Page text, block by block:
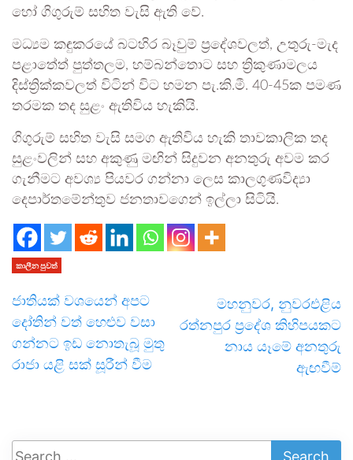
හෝ ගිගුරුම් සහිත වැසි ඇති වේ.
මධ්‍යම කඳුකරයේ බටහිර බෑවුම් ප්‍රදේශවලත්, උතුරු-මැද
පළාතේත් පුත්තලම, හම්බන්තොට සහ ත්‍රිකුණාමලය
දිස්ත්‍රික්කවලත් විටින් විට හමන පැ.කි.මී. 40-45ක පමණ
තරමක තද සුළං ඇතිවිය හැකියි.
ගිගුරුම් සහිත වැසි සමග ඇතිවිය හැකි තාවකාලික තද
සුළංවලින් සහ අකුණු මඟින් සිදුවන අනතුරු අවම කර
ගැනීමට අවශ්‍ය පියවර ගන්නා ලෙස කාලගුණවිද්‍යා
දෙපාර්තමේන්තුව ජනතාවගෙන් ඉල්ලා සිටියි.
කාලීන පුවත්
ජාතියක් වශයෙන් අපට
දෝතින් වත් හෙළුව වසා
ගන්නට ඉඩ නොතැබූ මුතු
රාජා යළි සක් සූරීන් වීම
මහනුවර, නුවරඑළිය
රත්නපුර ප්‍රදේශ කිහිපයකට
නාය යෑමේ අනතුරු
ඇඟවීම්